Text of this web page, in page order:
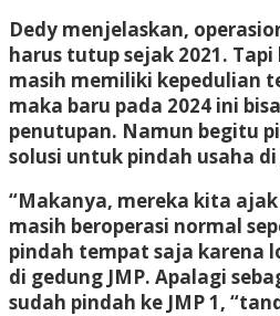
Dedy menjelaskan,
harus tutup sejak 2021.
masih memiliki kepedulian
maka baru pada 2024 ini
penutupan. Namun begitu
solusi untuk pindah usaha di
“Makanya, mereka kita ajak
masih beroperasi normal
pindah tempat saja karena
di gedung JMP. Apalagi
sudah pindah ke JMP 1,